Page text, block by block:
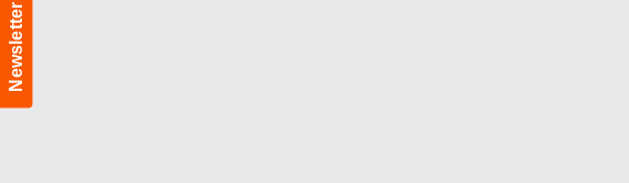
Newsletter